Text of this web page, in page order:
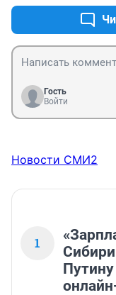
Гость
Войти
Новости СМИ2
1